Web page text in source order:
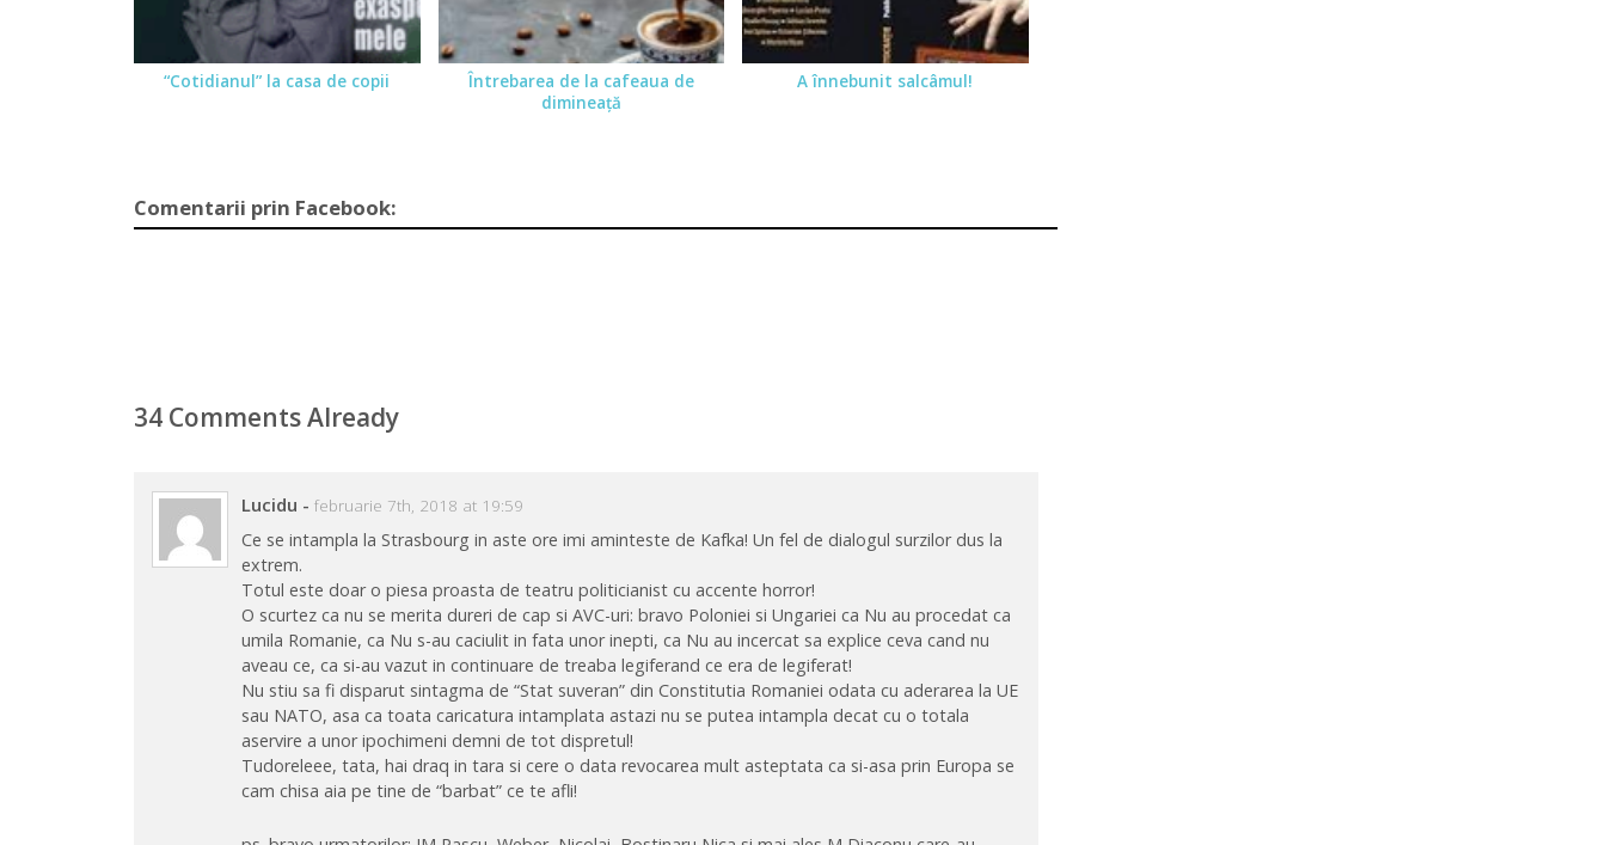
“Cotidianul” la casa de copii
Întrebarea de la cafeaua de
dimineaţă
A înnebunit salcâmul!
Comentarii prin Facebook:
34 Comments Already
Lucidu - februarie 7th, 2018 at 19:59
Ce se intampla la Strasbourg in aste ore imi aminteste de Kafka! Un fel de dialogul surzilor dus la
extrem.
Totul este doar o piesa proasta de teatru politicianist cu accente horror!
O scurtez ca nu se merita dureri de cap si AVC-uri: bravo Poloniei si Ungariei ca Nu au procedat ca
umila Romanie, ca Nu s-au caciulit in fata unor inepti, ca Nu au incercat sa explice ceva cand nu
aveau ce, ca si-au vazut in continuare de treaba legiferand ce era de legiferat!
Nu stiu sa fi disparut sintagma de “Stat suveran” din Constitutia Romaniei odata cu aderarea la UE
sau NATO, asa ca toata caricatura intamplata astazi nu se putea intampla decat cu o totala
aservire a unor ipochimeni demni de tot dispretul!
Tudoreleee, tata, hai draq in tara si cere o data revocarea mult asteptata ca si-asa prin Europa se
cam chisa aia pe tine de “barbat” ce te afli!